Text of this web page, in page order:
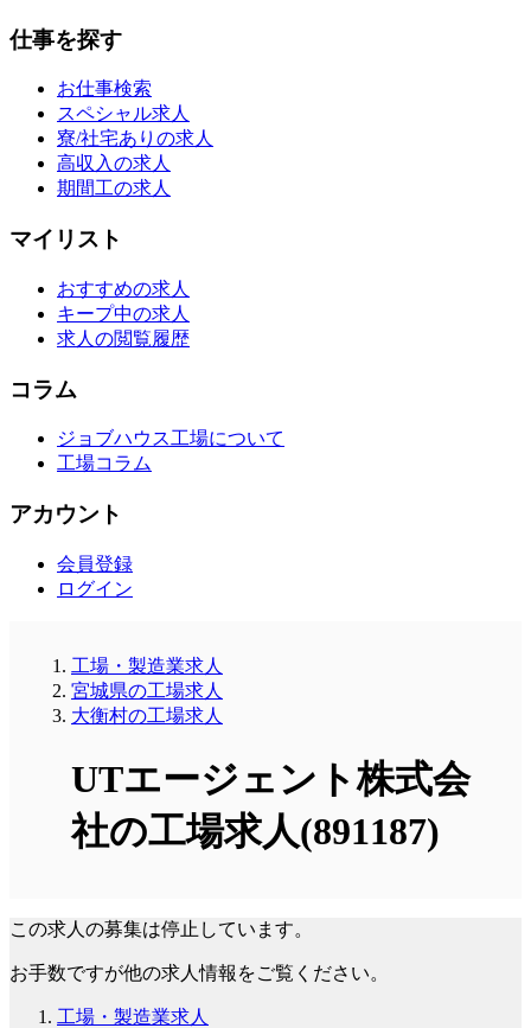
仕事を探す
お仕事検索
スペシャル求人
寮/社宅ありの求人
高収入の求人
期間工の求人
マイリスト
おすすめの求人
キープ中の求人
求人の閲覧履歴
コラム
ジョブハウス工場について
工場コラム
アカウント
会員登録
ログイン
工場・製造業求人
宮城県の工場求人
大衡村の工場求人
UTエージェント株式会
社の工場求人(891187)
この求人の募集は停止しています。
お手数ですが他の求人情報をご覧ください。
工場・製造業求人